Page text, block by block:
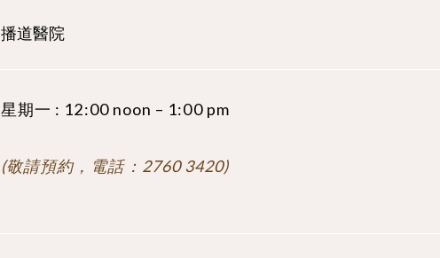
播道醫院
星期一 : 12:00 noon – 1:00 pm
(敬請預約，電話：2760 3420)